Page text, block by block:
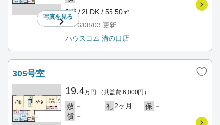
写真を見る
3階 / 2LDK / 55.50㎡
2026/08/03 更新
ハウスコム 溝の口店
305号室
19.4万円 （共益費 6,000円）
敷 － 礼2ヶ月 保 －
償 －